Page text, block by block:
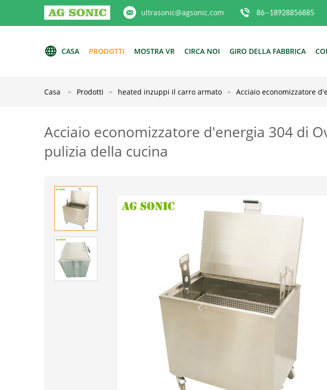
ultrasonic@agsonic.com 86--18928856885
CASA PRODOTTI MOSTRA VR CIRCA NOI GIRO DELLA FABBRICA
Casa Prodotti heated inzuppi il carro armato Acciaio economizzatore
Acciaio economizzatore d'energia 304 di
pulizia della cucina